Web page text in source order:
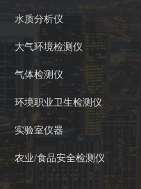
水质分析仪
大气环境检测仪
气体检测仪
环境职业卫生检测仪
实验室仪器
农业/食品安全检测仪